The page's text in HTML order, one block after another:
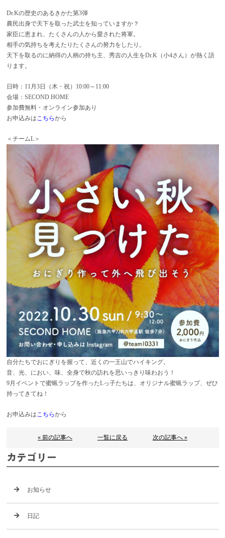
Dr.Kの歴史のあるきかた第3弾
農民出身で天下を取った武士を知っていますか？
家臣に恵まれ、たくさんの人から愛された将軍。
相手の気持ちを考えたりたくさんの努力をしたり。
天下を取るのに納得の人柄の持ち主、秀吉の人生をDr.K（小4さん）が熱く語
ります。
日時：11月3日（木・祝）10:00～11:00
会場：SECOND HOME
参加費無料・オンライン参加あり
お申込みはこちらから
＜チームL＞
自分たちでおにぎりを握って、近くの一王山でハイキング。
音、光、におい、味、全身で秋の訪れを思いっきり味わおう！
9月イベントで蜜蝋ラップを作ったLっ子たちは、オリジナル蜜蝋ラップ、ぜひ
持ってきてね！
お申込みはこちらから
« 前の記事へ 一覧に戻る 次の記事へ »
カテゴリー
お知らせ
日記